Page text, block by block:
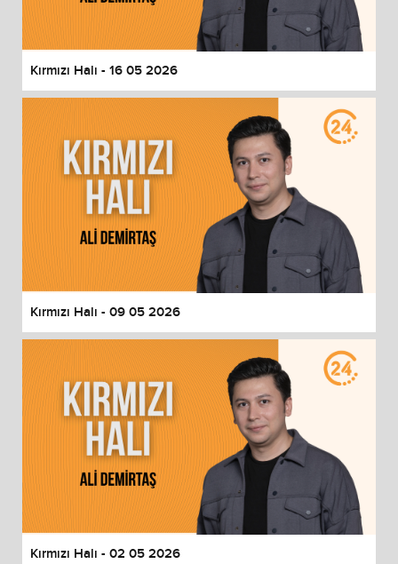
Kırmızı Halı - 16 05 2026
Kırmızı Halı - 09 05 2026
Kırmızı Halı - 02 05 2026